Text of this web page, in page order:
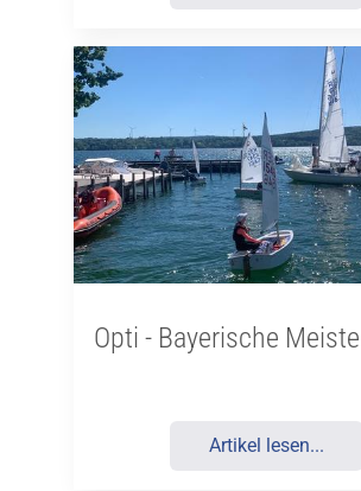
Opti - Bayerische
Artikel lesen...